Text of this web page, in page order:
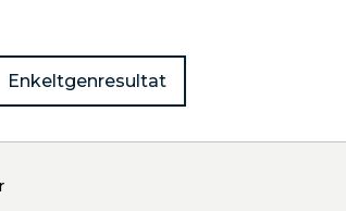
Enkeltgenresultat